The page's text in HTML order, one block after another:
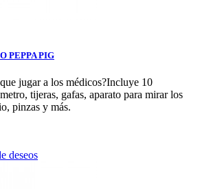
PEPPA PIG
jugar a los médicos?Incluye 10
tijeras, gafas, aparato para mirar los
pinzas y más.
deseos